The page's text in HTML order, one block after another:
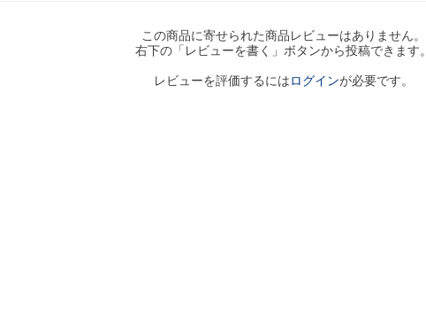
この商品に寄せられた商品レビューはありません。
右下の「レビューを書く」ボタンから投稿できます。
レビューを評価するにはログインが必要です。